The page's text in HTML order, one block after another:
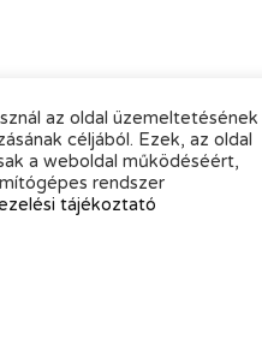
az oldal üzemeltetésének
céljából. Ezek, az oldal
a weboldal működéséért,
rendszer
tájékoztató